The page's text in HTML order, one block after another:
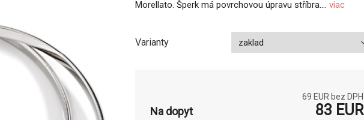
Morellato. Šperk má povrchovou úpravu stříbra.... viac
Varianty
69 EUR bez DPH
Na dopyt 83 EUR